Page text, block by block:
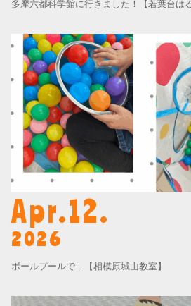
多摩六都科学館に行きました！【若葉台は
Apr.12.
2026
ボールプールで…【相模原城山教室】